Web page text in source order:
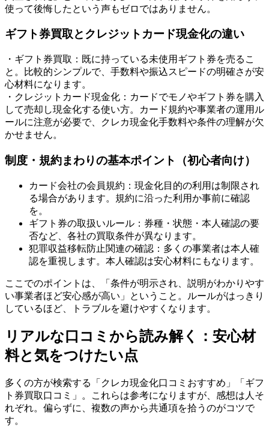
使って後悔したという声もゼロではありません。
ギフト券買取とクレジットカード現金化の違い
・ギフト券買取：既に持っている未使用ギフト券を売るこ
と。比較的シンプルで、手数料や振込スピードの明確さが安
心材料になります。
・クレジットカード現金化：カードでモノやギフト券を購入
して売却し現金化する使い方。カード規約や事業者の運用ル
ールに注意が必要で、クレカ現金化手数料や条件の理解が欠
かせません。
制度・規約まわりの基本ポイント（初心者向け）
カード会社の会員規約：現金化目的の利用は制限され
る場合があります。規約に沿った利用か事前に確認
を。
ギフト券の取扱いルール：券種・状態・本人確認の要
否など、各社の買取条件が異なります。
犯罪収益移転防止関連の確認：多くの事業者は本人確
認を重視します。本人確認は安心材料にもなります。
ここでのポイントは、「条件が明示され、説明がわかりやす
い事業者ほど安心感が高い」ということ。ルールがはっきり
しているほど、トラブルを避けやすくなります。
リアルな口コミから読み解く：安心材
料と気をつけたい点
多くの方が検索する「クレカ現金化口コミおすすめ」「ギフ
ト券買取口コミ」。これらは参考になりますが、感想は人そ
れぞれ。偏らずに、複数の声から共通項を拾うのがコツで
す。